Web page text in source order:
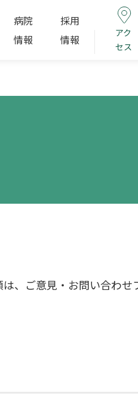
病院
情報
採用
情報
アク
セス
、ご意見・お問い合わせ